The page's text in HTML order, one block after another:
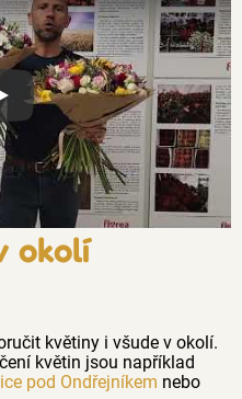
jsou květiny z Florea tak
okolí
květiny i všude v okolí.
květin jsou například
pod Ondřejníkem nebo